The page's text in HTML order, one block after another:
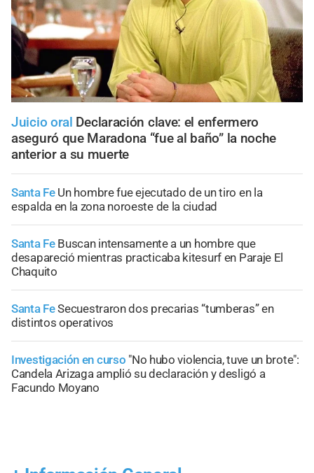
Juicio oral Declaración clave: el enfermero
aseguró que Maradona “fue al baño” la noche
anterior a su muerte
Santa Fe Un hombre fue ejecutado de un tiro en la
espalda en la zona noroeste de la ciudad
Santa Fe Buscan intensamente a un hombre que
desapareció mientras practicaba kitesurf en Paraje El
Chaquito
Santa FeSecuestraron dos precarias “tumberas” en
distintos operativos
Investigación en curso "No hubo violencia, tuve un brote":
Candela Arizaga amplió su declaración y desligó a
Facundo Moyano